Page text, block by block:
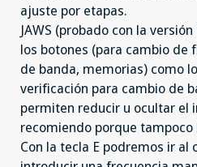
ajuste por etapas.
JAWS (probado con la
los botones (para cambio de
de banda, memorias) como
verificación para cambio de
permiten reducir u ocultar el
recomiendo porque tampoco
Con la tecla E podremos ir al